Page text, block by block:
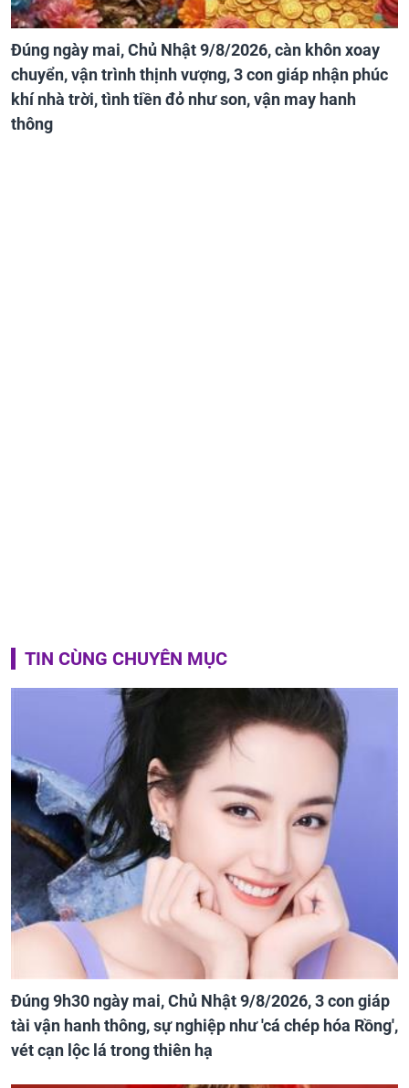
Đúng ngày mai, Chủ Nhật 9/8/2026, càn khôn xoay
chuyển, vận trình thịnh vượng, 3 con giáp nhận phúc
khí nhà trời, tình tiền đỏ như son, vận may hanh
thông
TIN CÙNG CHUYÊN MỤC
Đúng 9h30 ngày mai, Chủ Nhật 9/8/2026, 3 con giáp
tài vận hanh thông, sự nghiệp như 'cá chép hóa Rồng',
vét cạn lộc lá trong thiên hạ